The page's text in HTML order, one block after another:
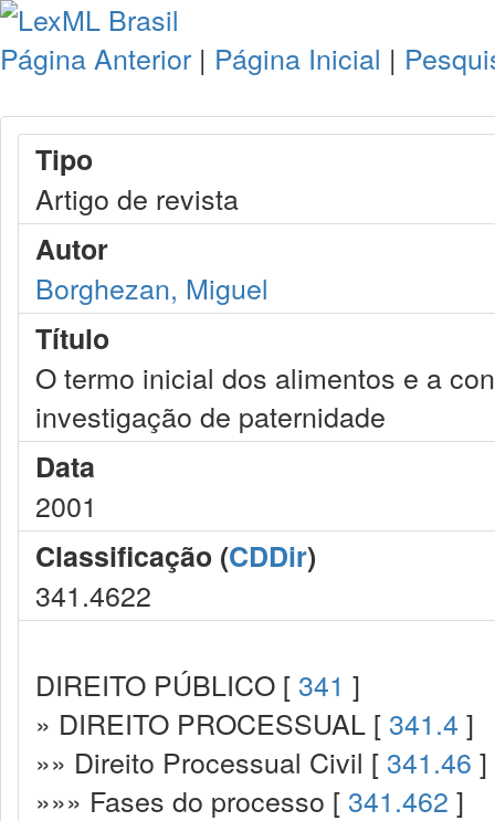
Página Anterior | Página Inicial |
Tipo
Artigo de revista
Autor
Borghezan, Miguel
Título
O termo inicial dos alimentos e a
investigação de paternidade
Data
2001
Classificação (CDDir)
341.4622
DIREITO PÚBLICO [ 341 ]
» DIREITO PROCESSUAL [ 341.4 ]
»» Direito Processual Civil [ 341.46 ]
»»» Fases do processo [ 341.462 ]